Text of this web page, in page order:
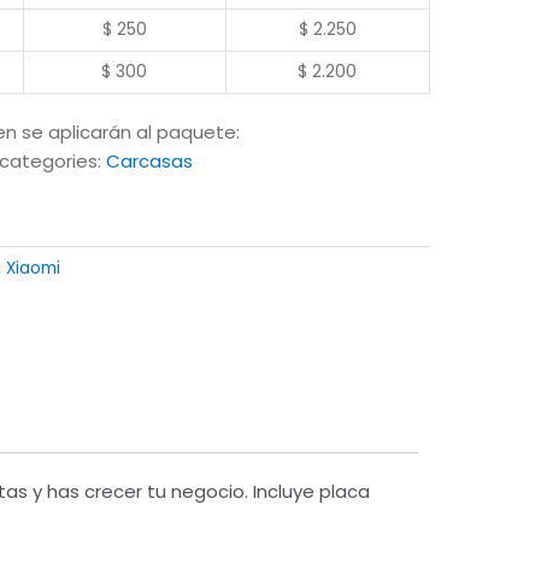
$ 250 $ 2.250
$ 300 $ 2.200
se aplicarán al paquete:
Carcasas
Xiaomi
y has crecer tu negocio. Incluye placa